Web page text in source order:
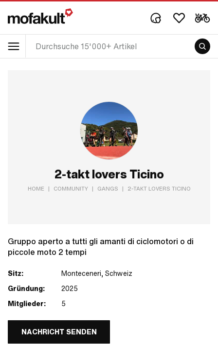
2-takt lovers Ticino
HOME | COMMUNITY | GANGS | 2-TAKT LOVERS TICINO
Gruppo aperto a tutti gli amanti di ciclomotori o di
piccole moto 2 tempi
Sitz:
Monteceneri, Schweiz
Gründung:
2025
Mitglieder:
5
NACHRICHT SENDEN